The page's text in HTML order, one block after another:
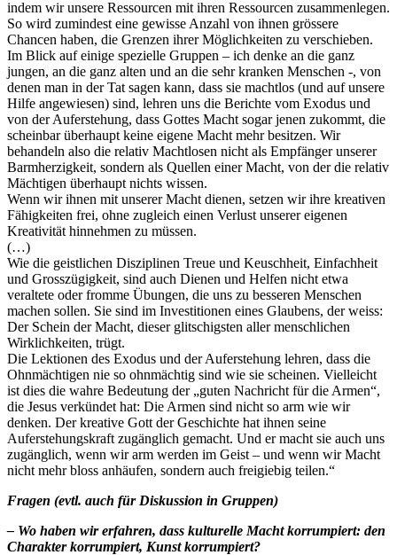
indem wir unsere Ressourcen mit ihren Ressourcen zusammenlegen.
So wird zumindest eine gewisse Anzahl von ihnen grössere
Chancen haben, die Grenzen ihrer Möglichkeiten zu verschieben.
Im Blick auf einige spezielle Gruppen – ich denke an die ganz
jungen, an die ganz alten und an die sehr kranken Menschen -, von
denen man in der Tat sagen kann, dass sie machtlos (und auf unsere
Hilfe angewiesen) sind, lehren uns die Berichte vom Exodus und
von der Auferstehung, dass Gottes Macht sogar jenen zukommt, die
scheinbar überhaupt keine eigene Macht mehr besitzen. Wir
behandeln also die relativ Machtlosen nicht als Empfänger unserer
Barmherzigkeit, sondern als Quellen einer Macht, von der die relativ
Mächtigen überhaupt nichts wissen.
Wenn wir ihnen mit unserer Macht dienen, setzen wir ihre kreativen
Fähigkeiten frei, ohne zugleich einen Verlust unserer eigenen
Kreativität hinnehmen zu müssen.
(…)
Wie die geistlichen Disziplinen Treue und Keuschheit, Einfachheit
und Grosszügigkeit, sind auch Dienen und Helfen nicht etwa
veraltete oder fromme Übungen, die uns zu besseren Menschen
machen sollen. Sie sind im Investitionen eines Glaubens, der weiss:
Der Schein der Macht, dieser glitschigsten aller menschlichen
Wirklichkeiten, trügt.
Die Lektionen des Exodus und der Auferstehung lehren, dass die
Ohnmächtigen nie so ohnmächtig sind wie sie scheinen. Vielleicht
ist dies die wahre Bedeutung der „guten Nachricht für die Armen“,
die Jesus verkündet hat: Die Armen sind nicht so arm wie wir
denken. Der kreative Gott der Geschichte hat ihnen seine
Auferstehungskraft zugänglich gemacht. Und er macht sie auch uns
zugänglich, wenn wir arm werden im Geist – und wenn wir Macht
nicht mehr bloss anhäufen, sondern auch freigiebig teilen.“
Fragen (evtl. auch für Diskussion in Gruppen)
– Wo haben wir erfahren, dass kulturelle Macht korrumpiert: den
Charakter korrumpiert, Kunst korrumpiert?